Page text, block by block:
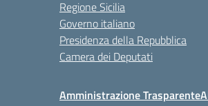
Regione Sicilia
Governo italiano
Presidenza della Repubblica
Camera dei Deputati
Amministrazione Trasparente